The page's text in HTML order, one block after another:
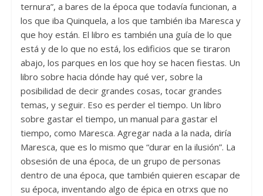
ternura”, a bares de la época que todavía funcionan, a
los que iba Quinquela, a los que también iba Maresca y
que hoy están. El libro es también una guía de lo que
está y de lo que no está, los edificios que se tiraron
abajo, los parques en los que hoy se hacen fiestas. Un
libro sobre hacia dónde hay qué ver, sobre la
posibilidad de decir grandes cosas, tocar grandes
temas, y seguir. Eso es perder el tiempo. Un libro
sobre gastar el tiempo, un manual para gastar el
tiempo, como Maresca. Agregar nada a la nada, diría
Maresca, que es lo mismo que “durar en la ilusión”. La
obsesión de una época, de un grupo de personas
dentro de una época, que también quieren escapar de
su época, inventando algo de épica en otrxs que no